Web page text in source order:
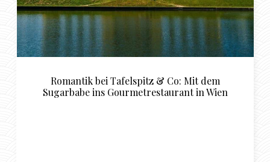
Tipps für das perfekte Sugardaddy
Schwerin